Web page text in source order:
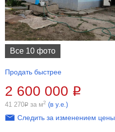
Все 10 фото
Продать быстрее
2 600 000 Р
41 270Р за м2 (в у.е.)
Следить за изменением цены